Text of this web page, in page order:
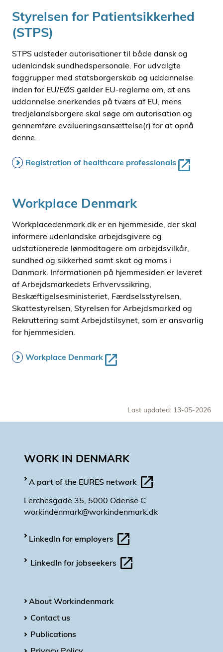
Styrelsen for Patientsikkerhed
(STPS)
STPS udsteder autorisationer til både dansk og
udenlandsk sundhedspersonale. For udvalgte
faggrupper med statsborgerskab og uddannelse
inden for EU/EØS gælder EU-reglerne om, at ens
uddannelse anerkendes på tværs af EU, mens
tredjelandsborgere skal søge om autorisation og
gennemføre evalueringsansættelse(r) for at opnå
denne.
Registration of healthcare professionals
Workplace Denmark
Workplacedenmark.dk er en hjemmeside, der skal
informere udenlandske arbejdsgivere og
udstationerede lønmodtagere om arbejdsvilkår,
sundhed og sikkerhed samt skat og moms i
Danmark. Informationen på hjemmesiden er leveret
af Arbejdsmarkedets Erhvervssikring,
Beskæftigelsesministeriet, Færdselsstyrelsen,
Skattestyrelsen, Styrelsen for Arbejdsmarked og
Rekruttering samt Arbejdstilsynet, som er ansvarlig
for hjemmesiden.
Workplace Denmark
Last updated: 13-05-2026
WORK IN DENMARK
A part of the EURES network
Lerchesgade 35, 5000 Odense C
workindenmark@workindenmark.dk
LinkedIn for employers
LinkedIn for jobseekers
About Workindenmark
Contact us
Publications